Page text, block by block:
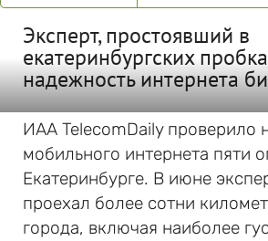
Эксперт, простоявший в
екатеринбургских
надежность интернета
ИАА TelecomDaily проверило
мобильного интернета пяти
Екатеринбурге. В июне
проехал более сотни
города, включая наиболее